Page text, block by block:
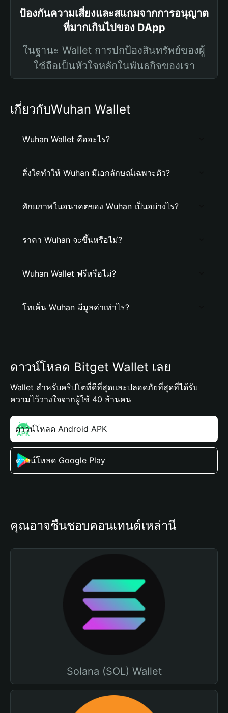
ป้องกันความเสี่ยงและสแกมจากการอนุญาต
ที่มากเกินไปของ DApp
ในฐานะ Wallet การปกป้องสินทรัพย์ของผู้
ใช้ถือเป็นหัวใจหลักในพันธกิจของเรา
เกี่ยวกับWuhan Wallet
Wuhan Wallet คืออะไร?
สิ่งใดทำให้ Wuhan มีเอกลักษณ์เฉพาะตัว?
ศักยภาพในอนาคตของ Wuhan เป็นอย่างไร?
ราคา Wuhan จะขึ้นหรือไม่?
Wuhan Wallet ฟรีหรือไม่?
โทเค็น Wuhan มีมูลค่าเท่าไร?
ดาวน์โหลด Bitget Wallet เลย
Wallet สำหรับคริปโตที่ดีที่สุดและปลอดภัยที่สุดที่ได้รับ
ความไว้วางใจจากผู้ใช้ 40 ล้านคน
ดาวน์โหลด Android APK
ดาวน์โหลด Google Play
คุณอาจชื่นชอบคอนเทนต์เหล่านี้
Solana (SOL) Wallet